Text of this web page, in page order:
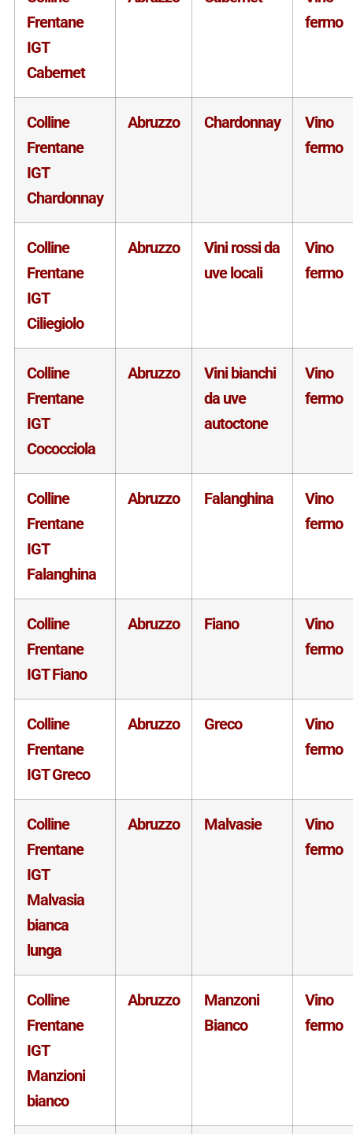
Frentane
IGT
Cabernet
fermo
Colline
Frentane
IGT
Chardonnay
Abruzzo Chardonnay
Vino
fermo
Colline
Frentane
IGT
Ciliegiolo
Abruzzo
Vini rossi da
uve locali
Vino
fermo
Colline
Frentane
IGT
Cococciola
Abruzzo
Vini bianchi
da uve
autoctone
Vino
fermo
Colline
Frentane
IGT
Falanghina
Abruzzo Falanghina
Vino
fermo
Colline
Frentane
IGT Fiano
Abruzzo Fiano
Vino
fermo
Colline
Frentane
IGT Greco
Abruzzo Greco
Vino
fermo
Colline
Frentane
IGT
Malvasia
bianca
lunga
Abruzzo Malvasie
Vino
fermo
Colline
Frentane
IGT
Manzioni
bianco
Abruzzo
Manzoni
Bianco
Vino
fermo